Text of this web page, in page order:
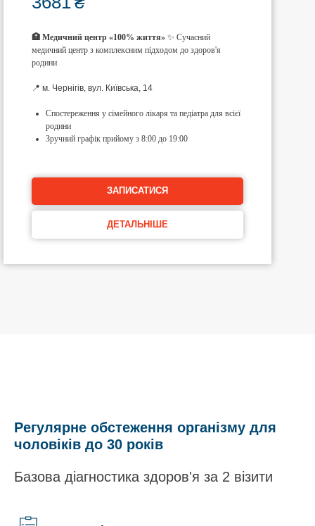
🏥 Медичний центр «100% життя» ✨ Сучасний
медичний центр з комплексним підходом до здоров'я
родини
📍 м. Чернігів, вул. Київська, 14
Спостереження у сімейного лікаря та педіатра для всієї
родини
Зручний графік прийому з 8:00 до 19:00
ЗАПИСАТИСЯ
ДЕТАЛЬНІШЕ
Регулярне обстеження організму для
чоловіків до 30 років
Базова діагностика здоров'я за 2 візити